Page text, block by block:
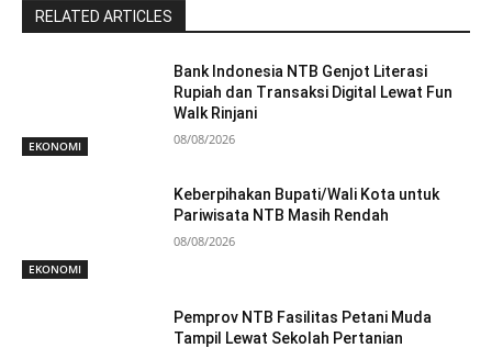
RELATED ARTICLES
EKONOMI
Bank Indonesia NTB Genjot Literasi
Rupiah dan Transaksi Digital Lewat Fun
Walk Rinjani
08/08/2026
EKONOMI
Keberpihakan Bupati/Wali Kota untuk
Pariwisata NTB Masih Rendah
08/08/2026
Pemprov NTB Fasilitas Petani Muda
Tampil Lewat Sekolah Pertanian